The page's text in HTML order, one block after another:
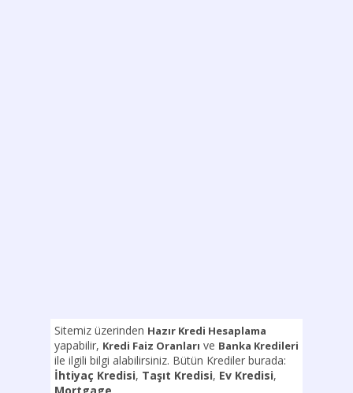
Sitemiz üzerinden Hazır Kredi Hesaplama
yapabilir, Kredi Faiz Oranları ve Banka Kredileri
ile ilgili bilgi alabilirsiniz. Bütün Krediler burada:
İhtiyaç Kredisi, Taşıt Kredisi, Ev Kredisi,